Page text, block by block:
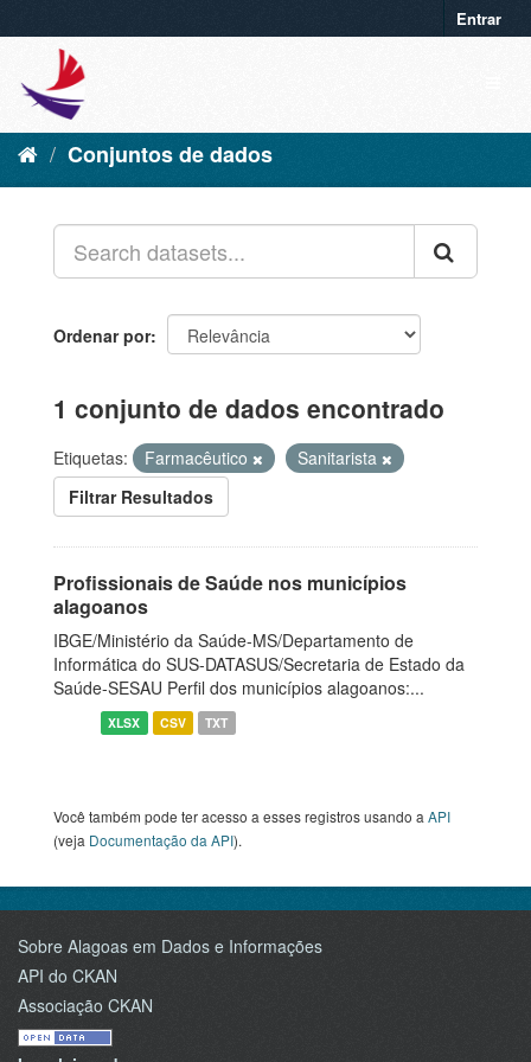
Entrar
Conjuntos de dados
Ordenar por
1 conjunto de dados encontrado
Etiquetas: Farmacêutico
Sanitarista
Filtrar Resultados
Profissionais de Saúde nos municípios
alagoanos
IBGE/Ministério da Saúde-MS/Departamento de
Informática do SUS-DATASUS/Secretaria de Estado da
Saúde-SESAU Perfil dos municípios alagoanos:...
XLSX CSV TXT
Você também pode ter acesso a esses registros usando a API
(veja Documentação da API).
Sobre Alagoas em Dados e Informações
API do CKAN
Associação CKAN